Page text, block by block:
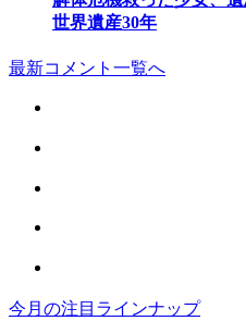
世界遺産30年
最新コメント一覧へ
今月の注目ラインナップ